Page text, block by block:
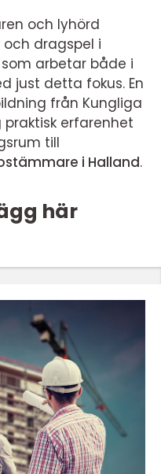
och lyhörd
dragspel i
arbetar både i
just detta fokus. En
från Kungliga
praktisk erfarenhet
till
i Halland.
här